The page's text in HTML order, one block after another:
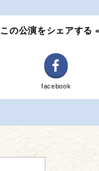
この公演をシェアする
facebook